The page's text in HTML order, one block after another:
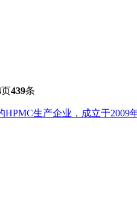
页439条
生产企业，成立于2009